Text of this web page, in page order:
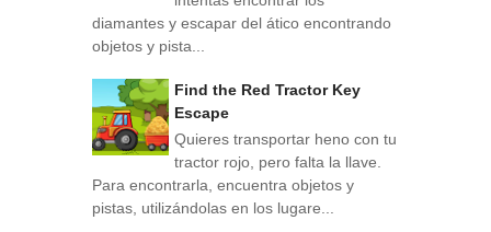
diamantes y escapar del ático encontrando
objetos y pista...
Find the Red Tractor Key
Escape
Quieres transportar heno con tu
tractor rojo, pero falta la llave.
Para encontrarla, encuentra objetos y
pistas, utilizándolas en los lugare...